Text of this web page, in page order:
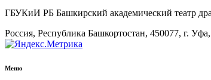
ГБУКиИ РБ Башкирский академический театр
Россия, Республика Башкортостан, 450077, г.
Меню